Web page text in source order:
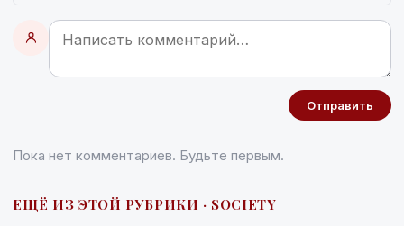
Отправить
Пока нет комментариев. Будьте первым.
ЕЩЁ ИЗ ЭТОЙ РУБРИКИ · SOCIETY